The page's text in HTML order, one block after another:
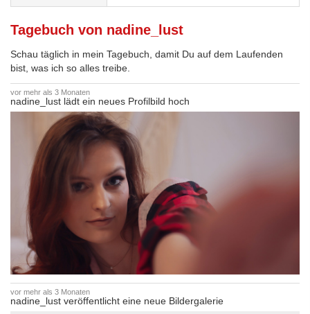
Tagebuch von nadine_lust
Schau täglich in mein Tagebuch, damit Du auf dem Laufenden
bist, was ich so alles treibe.
vor mehr als 3 Monaten
nadine_lust lädt ein neues Profilbild hoch
vor mehr als 3 Monaten
nadine_lust veröffentlicht eine neue Bildergalerie